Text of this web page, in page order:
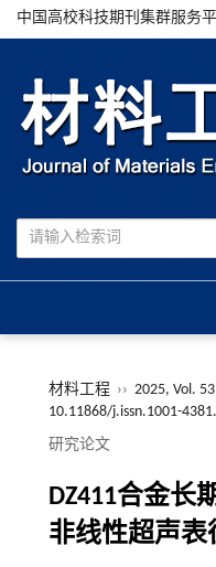
中国高校科技期刊集群服务
材料工程 ›› 2025, Vol. 53
10.11868/j.issn.1001-
研究论文
DZ411合金长
非线性超声表